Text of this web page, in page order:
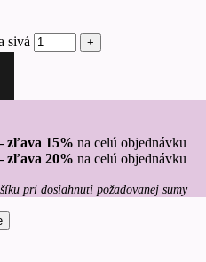
sivá
zľava 15% na celú objednávku
zľava 20% na celú objednávku
pri dosiahnuti požadovanej sumy